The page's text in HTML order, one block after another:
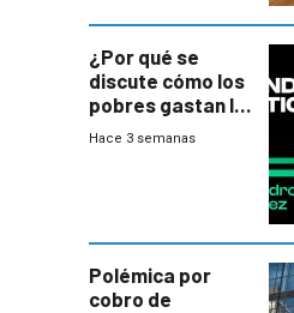
¿Por qué se
discute cómo los
pobres gastan la
plata?
Hace 3 semanas
Polémica por
cobro de